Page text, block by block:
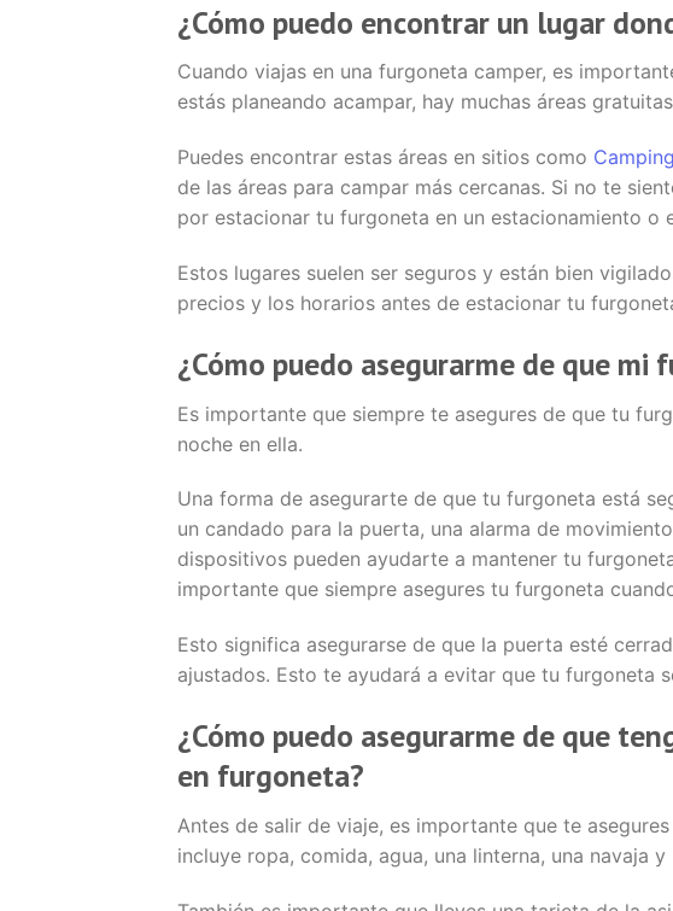
¿Cómo puedo encontrar un lugar
Cuando viajas en una furgoneta camper, es
estás planeando acampar, hay muchas áreas
Puedes encontrar estas áreas en sitios como
de las áreas para campar más cercanas. Si no te
por estacionar tu furgoneta en un estacionamiento o
Estos lugares suelen ser seguros y están bien
precios y los horarios antes de estacionar tu
¿Cómo puedo asegurarme de que mi
Es importante que siempre te asegures de que tu
noche en ella.
Una forma de asegurarte de que tu furgoneta está
un candado para la puerta, una alarma de
dispositivos pueden ayudarte a mantener tu
importante que siempre asegures tu furgoneta
Esto significa asegurarse de que la puerta esté
ajustados. Esto te ayudará a evitar que tu furgoneta
¿Cómo puedo asegurarme de que
en furgoneta?
Antes de salir de viaje, es importante que te
incluye ropa, comida, agua, una linterna, una navaja